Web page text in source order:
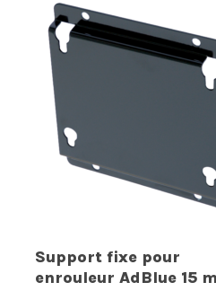
Support fixe pour
enrouleur AdBlue 15 m